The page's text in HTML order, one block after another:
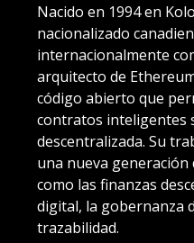
Nacido en 1994 en
nacionalizado
internacionalmente
arquitecto de
código abierto que
contratos inteligentes
descentralizada. Su
una nueva generación
como las finanzas
digital, la gobernanza
trazabilidad.